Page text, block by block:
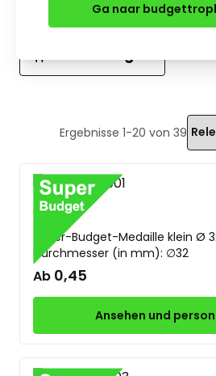
Filter anzeigen
Ergebnisse 1-20 von 39
GoldSilberBronze
Super-Budget-Medaille klein Ø
Durchmesser (in mm): ∅32
Ab 0,45
Ansehen und
Ga naar